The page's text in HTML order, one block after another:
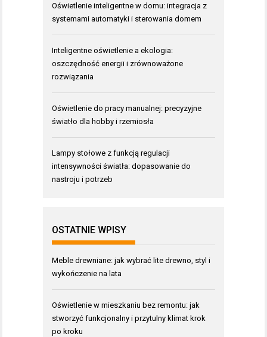
Oświetlenie inteligentne w domu: integracja z
systemami automatyki i sterowania domem
Inteligentne oświetlenie a ekologia:
oszczędność energii i zrównoważone
rozwiązania
Oświetlenie do pracy manualnej: precyzyjne
światło dla hobby i rzemiosła
Lampy stołowe z funkcją regulacji
intensywności światła: dopasowanie do
nastroju i potrzeb
OSTATNIE WPISY
Meble drewniane: jak wybrać lite drewno, styl i
wykończenie na lata
Oświetlenie w mieszkaniu bez remontu: jak
stworzyć funkcjonalny i przytulny klimat krok
po kroku